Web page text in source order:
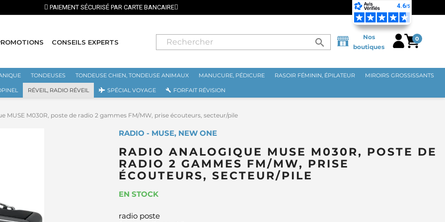
CONSEILS EXPERTS search
Nos
boutiques
0
TONDEUSES TONDEUSE CHIEN, TONDEUSE ANIMAUX MANUCURE, PÉDICURE RASOIR FÉMININ, ÉPILATEUR MIROIRS GROSSISSANTS
RÉVEIL, RADIO RÉVEIL SPÉCIAL VOYAGE FORFAIT RÉVISION
MUSE M030R, poste de radio 2 gammes FM/MW, prise écouteurs, secteur/pile
RADIO - MUSE, NEW ONE
RADIO ANALOGIQUE MUSE M030R, POSTE DE
RADIO 2 GAMMES FM/MW, PRISE
ÉCOUTEURS, SECTEUR/PILE
EN STOCK
radio poste